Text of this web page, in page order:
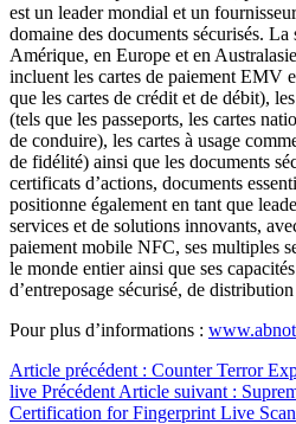
est un leader mondial et un
domaine des documents sécurisés. La
Amérique, en Europe et en
incluent les cartes de paiement EMV
que les cartes de crédit et de débit),
(tels que les passeports, les cartes
de conduire), les cartes à usage
de fidélité) ainsi que les documents
certificats d’actions, documents
positionne également en tant que
services et de solutions innovants,
paiement mobile NFC, ses multiples
le monde entier ainsi que ses
d’entreposage sécurisé, de
Pour plus d’informations :
Article précédent : Counter Terror
live Précédent Article suivant :
Certification for Fingerprint Live